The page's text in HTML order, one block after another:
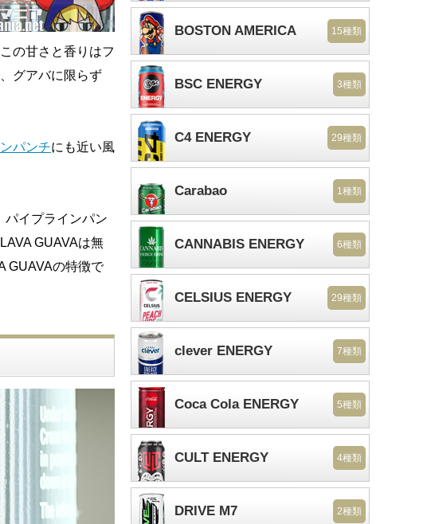
の甘さと香りはフ
グアバに限らず
パンチにも近い風
パイプラインパン
GUAVAは無
GUAVAの特徴で
BOSTON AMERICA 15種類
BSC ENERGY 3種類
C4 ENERGY 29種類
Carabao 1種類
CANNABIS ENERGY 6種類
CELSIUS ENERGY 29種類
clever ENERGY 7種類
Coca Cola ENERGY 5種類
CULT ENERGY 4種類
DRIVE M7 2種類